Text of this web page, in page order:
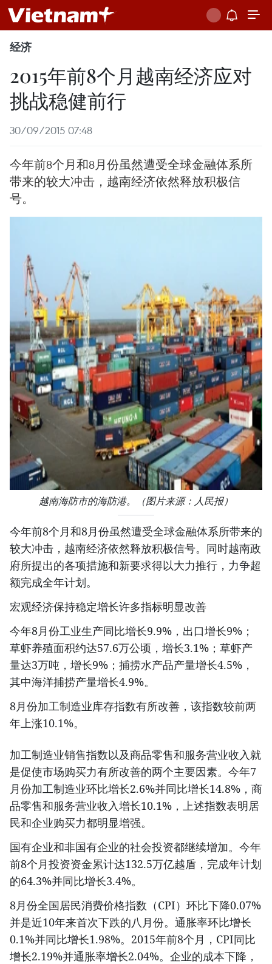
经济
2015年前8个月越南经济应对
挑战稳健前行
30/09/2015 07:48
今年前8个月和8月份虽然遭受全球金融体系所
带来的较大冲击，越南经济依然释放积极信
号。
越南海防市的海防港。（图片来源：人民报）
今年前8个月和8月份虽然遭受全球金融体系所带来的
较大冲击，越南经济依然释放积极信号。同时越南政
府所提出的各项措施和新要求得以大力推行，力争超
额完成全年计划。
宏观经济保持稳定增长许多指标明显改善
今年8月份工业生产同比增长9.9%，出口增长9%；
草虾养殖面积约达57.6万公顷，增长3.1%；草虾产
量达3万吨，增长9%；捕捞水产品产量增长4.5%，
其中海洋捕捞产量增长4.9%。
8月份加工制造业库存指数有所改善，该指数较前两
年上涨10.1%。
加工制造业销售指数以及商品零售和服务营业收入就
是促使市场购买力有所改善的两个主要因素。今年7
月份加工制造业环比增长2.6%并同比增长14.8%，商
品零售和服务营业收入增长10.1%，上述指数表明居
民和企业购买力都明显增强。
国有企业和非国有企业的社会投资都继续增加。今年
前8个月投资资金累计达132.5万亿越盾，完成年计划
的64.3%并同比增长3.4%。
8月份全国居民消费价格指数（CPI）环比下降0.07%
并是近10年来首次下跌的八月份。通胀率环比增长
0.1%并同比增长1.98%。2015年前8个月，CPI同比
增长2.19%并通胀率增长2.04%。企业的成本下降，